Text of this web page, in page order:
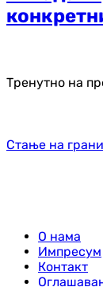
Тренутно на
Стање на
О нама
Импресум
Контакт